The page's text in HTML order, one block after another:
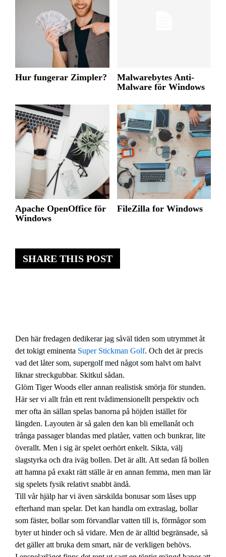
SHARE THIS POST
Den här fredagen dedikerar jag såväl tiden som utrymmet åt
det tokigt eminenta Super Stickman Golf. Och det är precis
vad det låter som, supergolf med något som halvt om halvt
liknar streckgubbar. Skitkul sådan.
Glöm Tiger Woods eller annan realistisk smörja för stunden.
Här ser vi allt från ett rent tvådimensionellt perspektiv och
mer ofta än sällan spelas banorna på höjden istället för
längden. Layouten är så galen den kan bli emellanåt och
trånga passager blandas med platåer, vatten och bunkrar, lite
överallt. Men i sig är spelet oerhört enkelt. Sikta, välj
slagstyrka och dra iväg bollen. Det är allt. Att sedan få bollen
att hamna på exakt rätt ställe är en annan femma, men man lär
sig spelets fysik relativt snabbt ändå.
Till vår hjälp har vi även särskilda bonusar som låses upp
efterhand man spelar. Det kan handla om extraslag, bollar
som fäster, bollar som förvandlar vatten till is, förmågor som
byter ut hinder och så vidare. Men de är alltid begränsade, så
det gäller att bruka dem smart, när de verkligen behövs.
Hur fungerar Zimpler?
Malwarebytes Anti-
Malware för Windows
Apache OpenOffice för
Windows
FileZilla for Windows